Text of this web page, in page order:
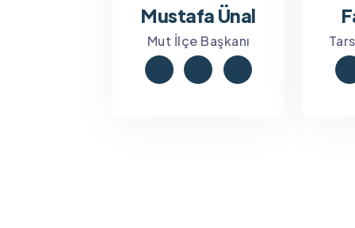
Mustafa Ünal
Mut İlçe Başkanı